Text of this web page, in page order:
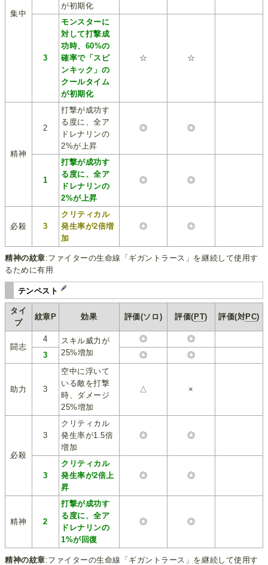
集中
が初期化
3
モンスターに
対して打撃成
功時、60%の
確率で「スピ
ンキック」の
クールタイム
が初期化
☆ ☆
精神
2
打撃が成功す
る度に、全ア
ドレナリンの
2%が上昇
◎ ◎
1
打撃が成功す
る度に、全ア
ドレナリンの
2%が上昇
◎ ◎
必殺 3
クリティカル
発生率が2倍増
加
◎ ◎
精神の紋章:ファイターの生命線「ギガントラース」を継続して使用す
るために有用
テンペスト
タイ
プ
紋章P 効果 評価(ソロ) 評価( PT) 評価(対PC)
闘志
4
スキル威力が
25%増加
◎
◎
3
◎ ◎
助力 3
空中に浮いて
いる敵を打撃
時、ダメージ
25%増加
△ ×
必殺
3
クリティカル
発生率が1.5倍
増加
◎ ◎
3
クリティカル
発生率が2倍上
昇
◎ ◎
精神 2
打撃が成功す
る度に、全ア
ドレナリンの
1%が回復
◎ ◎
精神の紋章:ファイターの生命線「ギガントラース」を継続して使用す